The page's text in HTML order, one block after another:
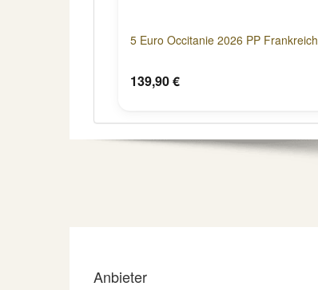
5 Euro Occitanie 2026 PP Frankreich
139,90 €
Anbieter